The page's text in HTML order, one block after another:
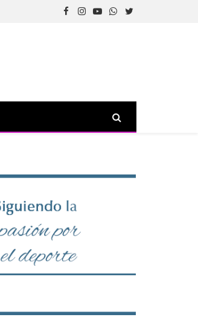
Facebook
Instagram
YouTube
WhatsApp
Twitter